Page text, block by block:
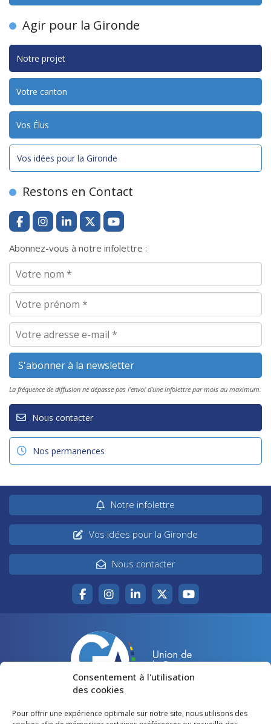
Consentement à l'utilisation
des cookies
Pour offrir une expérience optimale sur notre site, nous utilisons des
Agir pour la Gironde
Notre projet
Votre canton
Vos Élus
Vos idées pour la Gironde
Restons en Contact
Abonnez-vous à notre infolettre :
La fréquence de diffusion ne dépasse pas l'envoi d'une infolettre par mois au maximum.
Nous contacter
Nos permanences
Notre infolettre
Vos idées pour la Gironde
Nous contacter
Accueil Agir pour la Gironde